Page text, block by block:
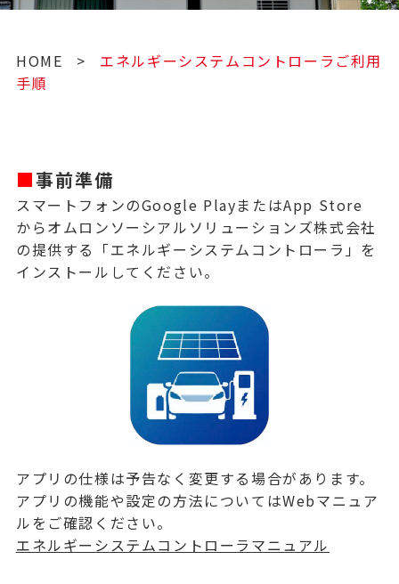
HOME >
エネルギーシステムコントローラご利用
手順
■事前準備
スマートフォンのGoogle PlayまたはApp Store
からオムロンソーシアルソリューションズ株式会社
の提供する「エネルギーシステムコントローラ」を
インストールしてください。
アプリの仕様は予告なく変更する場合があります。
アプリの機能や設定の方法についてはWebマニュア
ルをご確認ください。
エネルギーシステムコントローラマニュアル